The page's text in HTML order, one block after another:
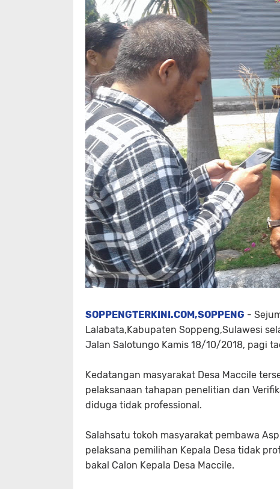
SOPPENGTERKINI.COM,SOPPENG -
Lalabata,Kabupaten Soppeng,Sulawesi
Jalan Salotungo Kamis 18/10/2018, pagi
Kedatangan masyarakat Desa Maccile
pelaksanaan tahapan penelitian dan
diduga tidak professional.
Salahsatu tokoh masyarakat pembawa
pelaksana pemilihan Kepala Desa tidak
bakal Calon Kepala Desa Maccile.